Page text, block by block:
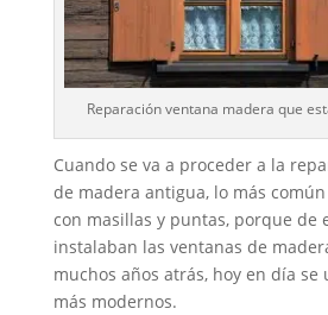
Reparación ventana madera que
Cuando se va a proceder a la
de madera antigua, lo más
con masillas y puntas, porque de
instalaban las ventanas de
muchos años atrás, hoy en día
más modernos.